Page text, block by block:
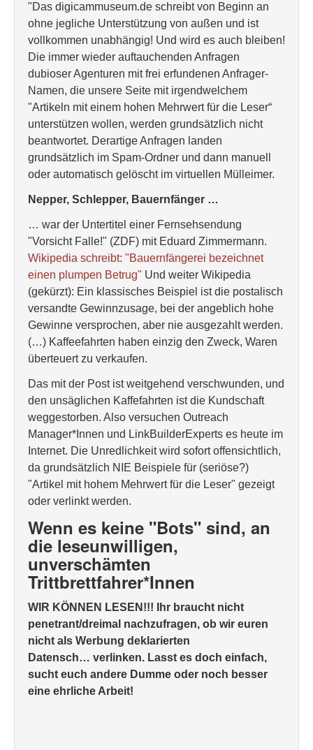
"Das digicammuseum.de schreibt von Beginn an
ohne jegliche Unterstützung von außen und ist
vollkommen unabhängig! Und wird es auch bleiben!
Die immer wieder auftauchenden Anfragen
dubioser Agenturen mit frei erfundenen Anfrager-
Namen, die unsere Seite mit irgendwelchem
"Artikeln mit einem hohen Mehrwert für die Leser“
unterstützen wollen, werden grundsätzlich nicht
beantwortet. Derartige Anfragen landen
grundsätzlich im Spam-Ordner und dann manuell
oder automatisch gelöscht im virtuellen Mülleimer.
Nepper, Schlepper, Bauernfänger …
… war der Untertitel einer Fernsehsendung
"Vorsicht Falle!" (ZDF) mit Eduard Zimmermann.
Wikipedia schreibt: "Bauernfängerei bezeichnet
einen plumpen Betrug" Und weiter Wikipedia
(gekürzt): Ein klassisches Beispiel ist die postalisch
versandte Gewinnzusage, bei der angeblich hohe
Gewinne versprochen, aber nie ausgezahlt werden.
(…) Kaffeefahrten haben einzig den Zweck, Waren
überteuert zu verkaufen.
Das mit der Post ist weitgehend verschwunden, und
den unsäglichen Kaffefahrten ist die Kundschaft
weggestorben. Also versuchen Outreach
Manager*Innen und LinkBuilderExperts es heute im
Internet. Die Unredlichkeit wird sofort offensichtlich,
da grundsätzlich NIE Beispiele für (seriöse?)
"Artikel mit hohem Mehrwert für die Leser" gezeigt
oder verlinkt werden.
Wenn es keine "Bots" sind, an
die leseunwilligen,
unverschämten
Trittbrettfahrer*Innen
WIR KÖNNEN LESEN!!! Ihr braucht nicht
penetrant/dreimal nachzufragen, ob wir euren
nicht als Werbung deklarierten
Datensch… verlinken. Lasst es doch einfach,
sucht euch andere Dumme oder noch besser
eine ehrliche Arbeit!